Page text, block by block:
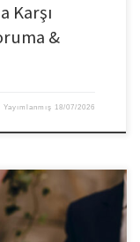
Karşı
&
Yayımlanmış 18/07/2026